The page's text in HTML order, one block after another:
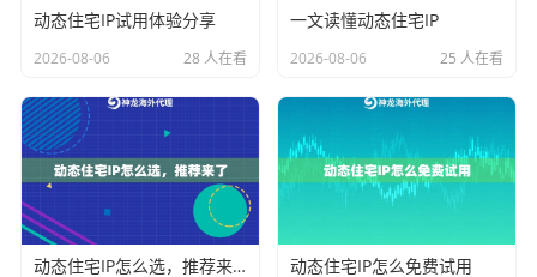
的信息。
会话（Session）的维持与切换策略需要结合代理IP的时
神龙海外动态IP的动态长效ISP住宅代理支持
自定义会话时长。对于需要登录态或需要维持一系列连
续操作的采集任务，可以设置较长的会话时间，让同一
动态住宅IP试用体验分享
2026-08-06 28 人在看
一文读懂动态住宅IP
2026-08-06 25 人在看
动态住宅IP怎么选，推荐来了 动态住宅IP怎么免费试用